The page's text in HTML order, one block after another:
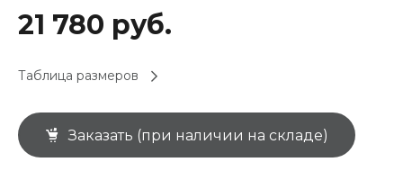
21 780 руб.
Таблица размеров
Заказать (при наличии на складе)